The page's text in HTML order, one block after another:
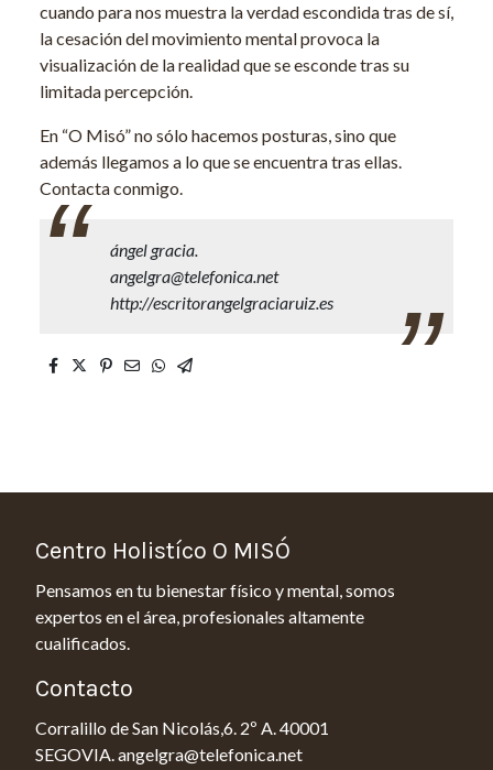
cuando para nos muestra la verdad escondida tras de sí,
la cesación del movimiento mental provoca la
visualización de la realidad que se esconde tras su
limitada percepción.
En “O Misó” no sólo hacemos posturas, sino que
además llegamos a lo que se encuentra tras ellas.
Contacta conmigo.
ángel gracia.
angelgra@telefonica.net
http://escritorangelgraciaruiz.es
Centro Holistíco O MISÓ
Pensamos en tu bienestar físico y mental, somos
expertos en el área, profesionales altamente
cualificados.
Contacto
Corralillo de San Nicolás,6. 2º A. 40001
SEGOVIA. angelgra@telefonica.net